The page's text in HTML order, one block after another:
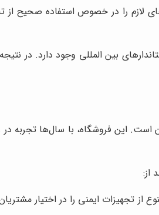
لازم را در خصوص استفاده صحیح از
بین المللی وجود دارد. در
این فروشگاه، با سال‌ها تجربه در
از:
از تجهیزات ایمنی را در اختیار